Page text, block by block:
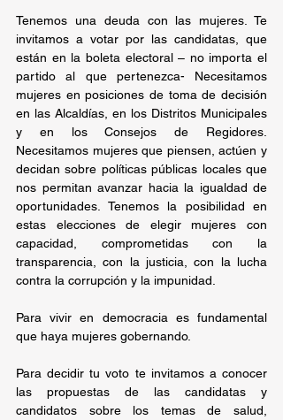
Tenemos una deuda con las mujeres. Te
invitamos a votar por las candidatas, que
están en la boleta electoral – no importa el
partido al que pertenezca- Necesitamos
mujeres en posiciones de toma de decisión
en las Alcaldías, en los Distritos Municipales
y en los Consejos de Regidores.
Necesitamos mujeres que piensen, actúen y
decidan sobre políticas públicas locales que
nos permitan avanzar hacia la igualdad de
oportunidades. Tenemos la posibilidad en
estas elecciones de elegir mujeres con
capacidad, comprometidas con la
transparencia, con la justicia, con la lucha
contra la corrupción y la impunidad.
Para vivir en democracia es fundamental
que haya mujeres gobernando.
Para decidir tu voto te invitamos a conocer
las propuestas de las candidatas y
candidatos sobre los temas de salud,